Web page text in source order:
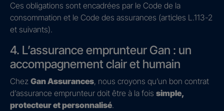
Ces obligations sont encadrées par le Code de la
consommation et le Code des assurances (articles L.113-2
et suivants).
4. L’assurance emprunteur Gan : un
accompagnement clair et humain
Chez Gan Assurances, nous croyons qu’un bon contrat
d’assurance emprunteur doit être à la fois simple,
protecteur et personnalisé.